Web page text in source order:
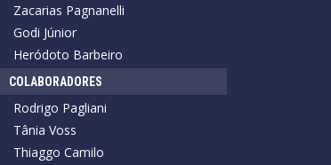
Zacarias Pagnanelli
Godi Júnior
Heródoto Barbeiro
COLABORADORES
Rodrigo Pagliani
Tânia Voss
Thiaggo Camilo